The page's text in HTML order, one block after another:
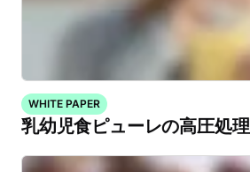
WHITE PAPER
乳幼児食ピューレの高圧処理